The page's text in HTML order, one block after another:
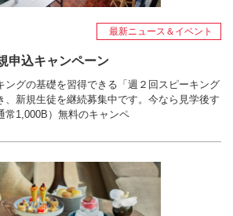
最新ニュース＆イベント
込キャンペーン
グの基礎を習得できる「週２回スピーキング
、新規生徒を継続募集中です。今なら見学後す
常1,000B）無料のキャンペ